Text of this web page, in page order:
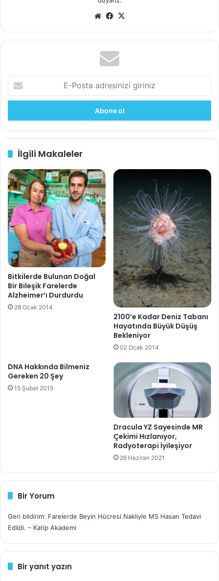
Web Facebook
E-
Posta
adresinizi
İlgili Makaleler
Bitkilerde Bulunan Doğal
Bir Bileşik Farelerde
Alzheimer’ı Durdurdu
28 Ocak 2014
2100’e Kadar Deniz Tabanı
Hayatında Büyük Düşüş
Bekleniyor
02 Ocak 2014
DNA Hakkında Bilmeniz
Gereken 20 Şey
15 Şubat 2015
Dracula YZ Sayesinde MR
Çekimi Hızlanıyor,
Radyoterapi İyileşiyor
26 Haziran 2021
Bir Yorum
Geri bildirim: Farelerde Beyin Hücresi Nakliyle MS Hasarı Tedavi
Edildi. – Katip Akademi
Bir yanıt yazın